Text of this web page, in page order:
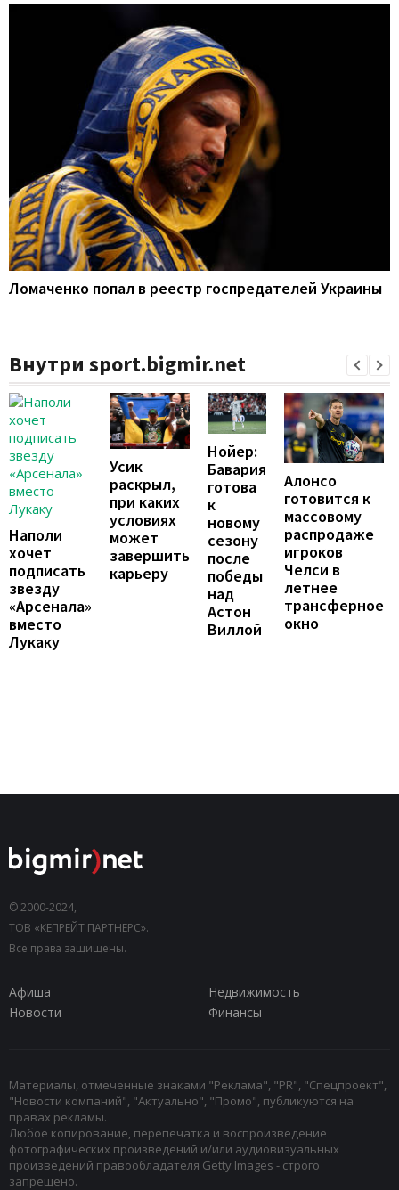
Ломаченко попал в реестр госпредателей Украины
Внутри sport.bigmir.net
Наполи
хочет
подписать
звезду
«Арсенала»
вместо
Лукаку
Усик
раскрыл,
при каких
условиях
может
завершить
карьеру
Нойер:
Бавария
готова
к
новому
сезону
после
победы
над
Астон
Виллой
Алонсо
готовится к
массовому
распродаже
игроков
Челси в
летнее
трансферное
окно
© 2000-2024,
ТОВ «КЕПРЕЙТ ПАРТНЕРС».
Все права защищены.
Афиша
Недвижимость
Новости
Финансы
Материалы, отмеченные знаками "Реклама", "PR", "Спецпроект",
"Новости компаний", "Актуально", "Промо", публикуются на
правах рекламы.
Любое копирование, перепечатка и воспроизведение
фотографических произведений и/или аудиовизуальных
произведений правообладателя Getty Images - строго
запрещено.